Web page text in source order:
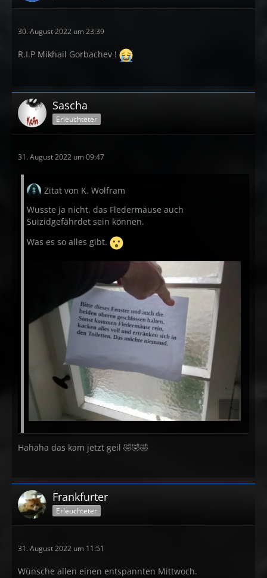
30. August 2022 um 23:39
R.I.P Mikhail Gorbachev !
Sascha
Erleuchteter
31. August 2022 um 09:47
Zitat von K. Wolfram
Wusste ja nicht, das Fledermäuse auch
Suizidgefährdet sein können.
Was es so alles gibt.
Hahaha das kam jetzt geil 🤣🤣🤣
Frankfurter
Erleuchteter
31. August 2022 um 11:51
Wünsche allen einen entspannten Mittwoch.